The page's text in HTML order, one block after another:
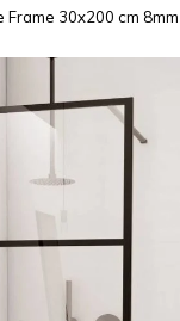
Frame 30x200 cm